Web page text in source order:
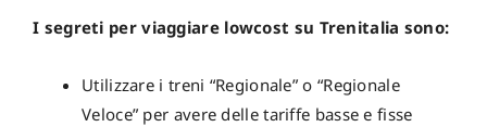
I segreti per viaggiare lowcost su Trenitalia sono:
Utilizzare i treni “Regionale” o “Regionale
Veloce” per avere delle tariffe basse e fisse